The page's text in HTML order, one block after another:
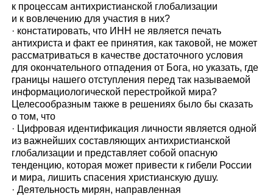
к процессам антихристианской глобализации
и к вовлечению для участия в них?
· констатировать, что ИНН не является печать
антихриста и факт ее принятия, как таковой, не может
рассматриваться в качестве достаточного условия
для окончательного отпадения от Бога, но указать, где
границы нашего отступления перед так называемой
информациологической перестройкой мира?
Целесообразным также в решениях было бы сказать
о том, что
· Цифровая идентификация личности является одной
из важнейших составляющих антихристианской
глобализации и представляет собой опасную
тенденцию, которая может привести к гибели России
и мира, лишить спасения христианскую душу.
· Деятельность мирян, направленная